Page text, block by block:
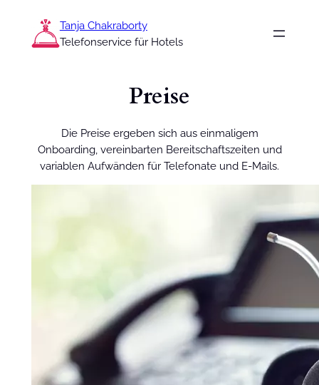
springen
Tanja Chakraborty
Telefonservice für Hotels
Preise
Die Preise ergeben sich aus einmaligem
Onboarding, vereinbarten Bereitschaftszeiten und
variablen Aufwänden für Telefonate und E-Mails.